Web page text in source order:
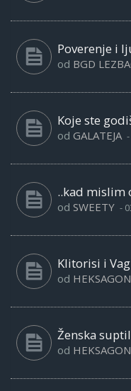
Poverenje i
od BGD
Koje ste
od GALATEJA -
..kad mislim
od SWEETY -
Klitorisi i
od
Ženska
od